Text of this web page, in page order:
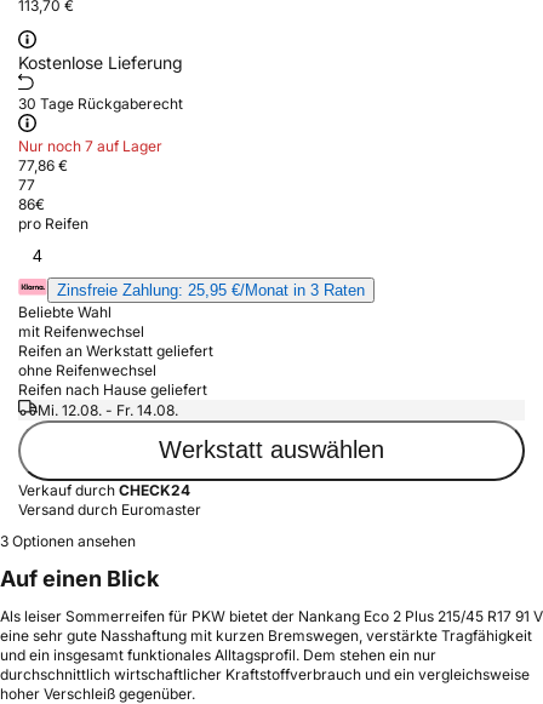
113,70 €
Kostenlose Lieferung
30 Tage Rückgaberecht
Nur noch 7 auf Lager
77,86 €
77
86€
pro Reifen
4
Zinsfreie Zahlung: 25,95 €/Monat in 3 Raten
Beliebte Wahl
mit Reifenwechsel
Reifen an Werkstatt geliefert
ohne Reifenwechsel
Reifen nach Hause geliefert
Mi. 12.08. - Fr. 14.08.
Werkstatt auswählen
Verkauf durch CHECK24
Versand durch Euromaster
3 Optionen ansehen
Auf einen Blick
Als leiser Sommerreifen für PKW bietet der Nankang Eco 2 Plus 215/45 R17 91 V
eine sehr gute Nasshaftung mit kurzen Bremswegen, verstärkte Tragfähigkeit
und ein insgesamt funktionales Alltagsprofil. Dem stehen ein nur
durchschnittlich wirtschaftlicher Kraftstoffverbrauch und ein vergleichsweise
hoher Verschleiß gegenüber.